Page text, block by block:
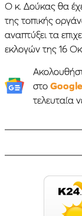
Ο κ. Δούκας θα
της τοπικής
αναπτύξει τα
εκλογών της 16
στο
τελευταία